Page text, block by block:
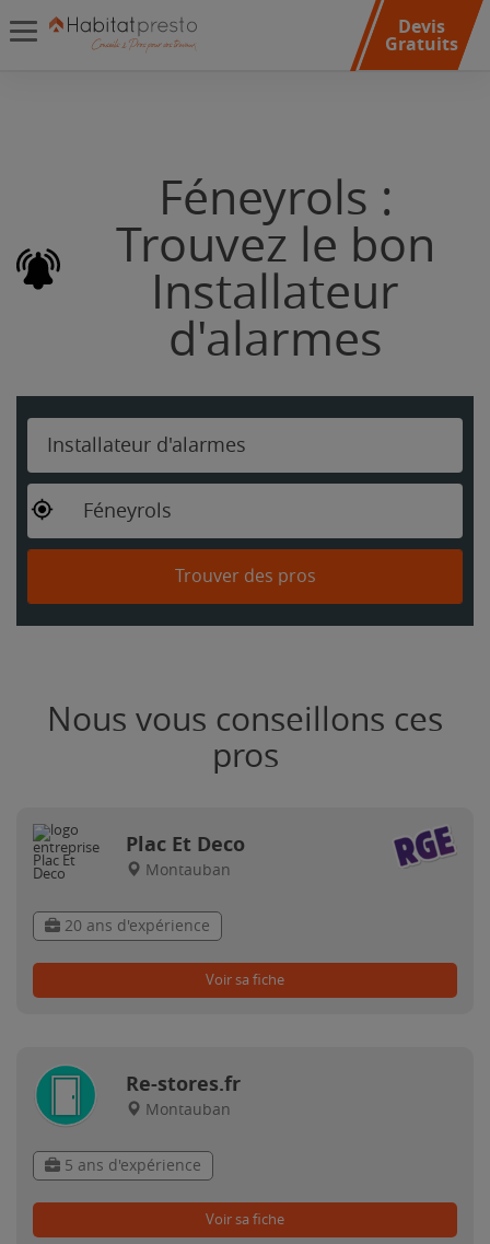
Devis
Gratuits
Féneyrols :
Trouvez le bon
Installateur
d'alarmes
Installateur d'alarmes
Féneyrols
Trouver des pros
Nous vous conseillons ces
pros
Plac Et Deco
Montauban
20 ans d'expérience
Voir sa fiche
Re-stores.fr
Montauban
5 ans d'expérience
Voir sa fiche